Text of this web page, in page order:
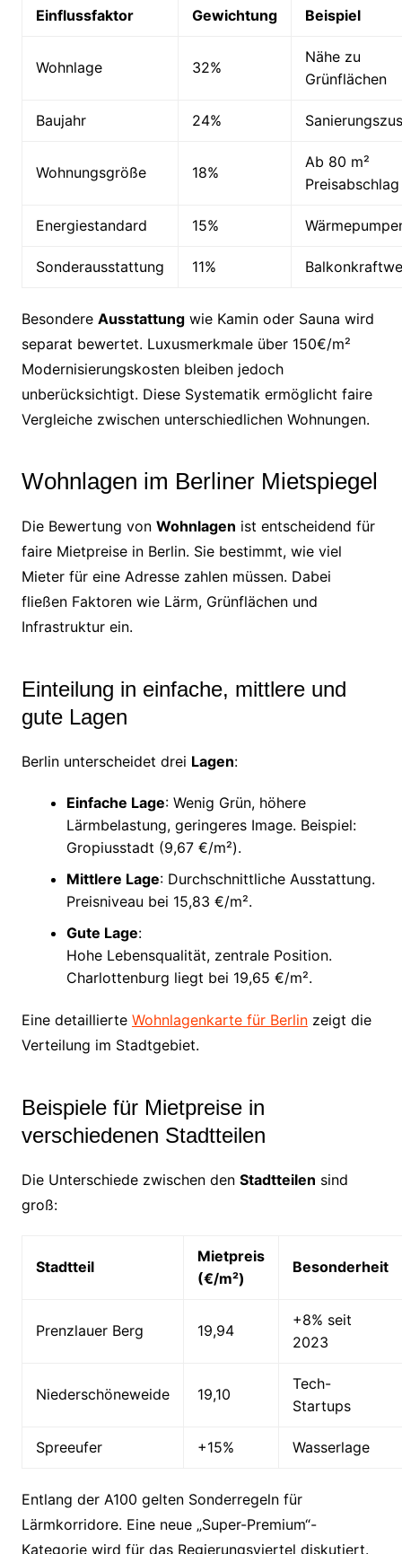
Einflussfaktor Gewichtung Beispiel
Wohnlage 32%
Nähe zu
Grünflächen
Baujahr 24%
Wohnungsgröße 18%
Ab 80 m²
Preisabschlag
Energiestandard 15%
Sonderausstattung 11%
Besondere Ausstattungwie Kamin oder Sauna wird
separat bewertet. Luxusmerkmale über 150€/m²
Modernisierungskosten bleiben jedoch
unberücksichtigt. Diese Systematik ermöglicht faire
Vergleiche zwischen unterschiedlichen Wohnungen.
Wohnlagen im Berliner Mietspiegel
Die Bewertung von Wohnlagen ist entscheidend für
faire Mietpreise in Berlin. Sie bestimmt, wie viel
Mieter für eine Adresse zahlen müssen. Dabei
fließen Faktoren wie Lärm, Grünflächen und
Infrastruktur ein.
Einteilung in einfache, mittlere und
gute Lagen
Berlin unterscheidet drei Lagen:
Einfache Lage: Wenig Grün, höhere
Lärmbelastung, geringeres Image. Beispiel:
Gropiusstadt (9,67 €/m²).
Mittlere Lage: Durchschnittliche Ausstattung.
Preisniveau bei 15,83 €/m².
Gute Lage:
Hohe Lebensqualität, zentrale Position.
Charlottenburg liegt bei 19,65 €/m².
Eine detaillierte Wohnlagenkarte für Berlinzeigt die
Verteilung im Stadtgebiet.
Beispiele für Mietpreise in
verschiedenen Stadtteilen
Die Unterschiede zwischen den Stadtteilen sind
groß:
Stadtteil
Mietpreis
(€/m²)
Besonderheit
Prenzlauer Berg 19,94
+8% seit
2023
Niederschöneweide 19,10
Tech-
Startups
Spreeufer +15% Wasserlage
Entlang der A100 gelten Sonderregeln für
Lärmkorridore. Eine neue „Super-Premium“-
Kategorie wird für das Regierungsviertel diskutiert.